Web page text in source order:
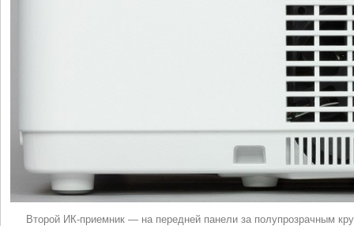
Второй ИК-приемник — на передней панели за полупрозрачным